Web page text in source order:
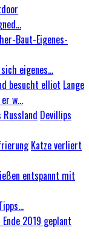
eigenes...
Lange
w...
Devillips
Katze verliert